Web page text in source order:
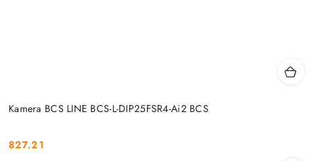
Kamera BCS LINE BCS-L-DIP25FSR4-Ai2 BCS
Cena:
827.21